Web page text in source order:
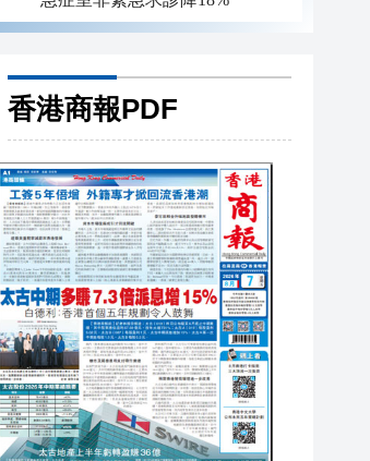
香港商報PDF